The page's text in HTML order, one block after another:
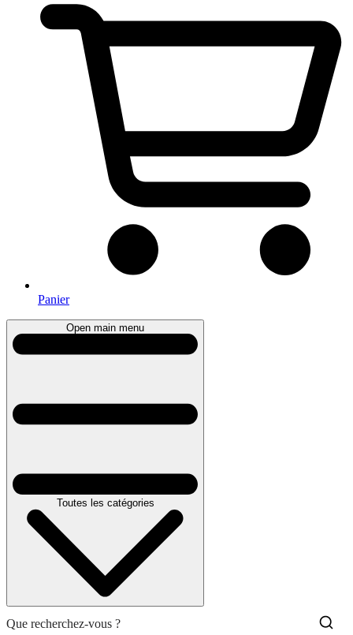
Panier
Open main menu
Toutes les catégories